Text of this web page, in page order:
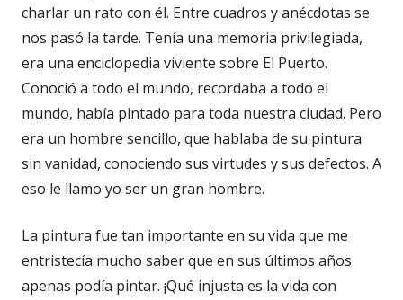
charlar un rato con él. Entre cuadros y anécdotas se
nos pasó la tarde. Tenía una memoria privilegiada,
era una enciclopedia viviente sobre El Puerto.
Conoció a todo el mundo, recordaba a todo el
mundo, había pintado para toda nuestra ciudad. Pero
era un hombre sencillo, que hablaba de su pintura
sin vanidad, conociendo sus virtudes y sus defectos. A
eso le llamo yo ser un gran hombre.
La pintura fue tan importante en su vida que me
entristecía mucho saber que en sus últimos años
apenas podía pintar. ¡Qué injusta es la vida con